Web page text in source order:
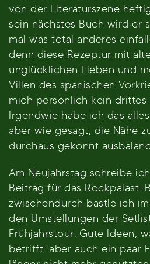
von der Literaturszene
sein nächstes Buch wird er
mal was total anderes
denn diese Rezeptur mit
unglücklichen Lieben und
Villen des spanischen
mich persönlich kein drittes
Irgendwie habe ich das
aber wie gesagt, die Nähe
durchaus gekonnt
Am Neujahrstag schreibe
Beitrag für das Rockpalast-
zwischendurch bastle ich
den Umstellungen der
Frühjahrstour. Gute Ideen,
betrifft, aber auch ein paar